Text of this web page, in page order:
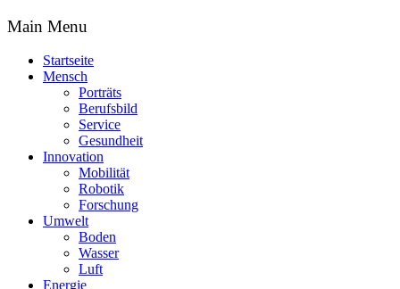
Main Menu
Startseite
Mensch
Porträts
Berufsbild
Service
Gesundheit
Innovation
Mobilität
Robotik
Forschung
Umwelt
Boden
Wasser
Luft
Energie